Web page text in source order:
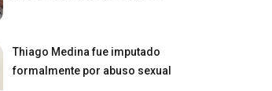
Thiago Medina fue imputado
formalmente por abuso sexual